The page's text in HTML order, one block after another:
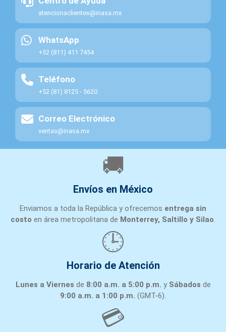
atencionaclientes@inasa.mx
WhatsApp
+52 (811) 411 7454
Teléfono
+52 (81) 8125 - 5620
Correo Electrónico
ventas@inasa.mx
🚚
Envíos en México
Enviamos a toda la República y ofrecemos entrega sin
costo en área metropolitana de Monterrey, Saltillo y Silao
🕒
Horario de Atención
Lunes a Viernes de 8:00 a.m. a 5:00 p.m. y Sábados de
9:00 a.m. a 1:00 p.m. (GMT-6).
💳